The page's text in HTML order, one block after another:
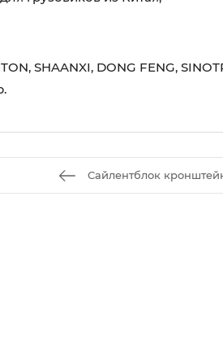
SHAANXI, DONG FENG,
Сайлентблок